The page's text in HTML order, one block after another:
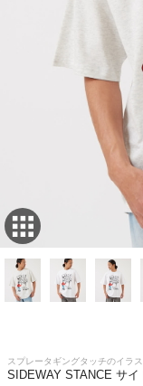
スプレータギングタッチのイラ
SIDEWAY STANCE サ